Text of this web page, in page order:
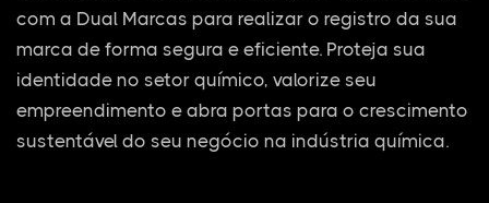
com a Dual Marcas para realizar o registro da sua
marca de forma segura e eficiente. Proteja sua
identidade no setor químico, valorize seu
empreendimento e abra portas para o crescimento
sustentável do seu negócio na indústria química.